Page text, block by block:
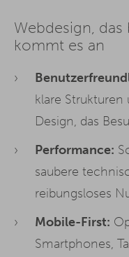
Webdesign,
kommt es an
klare Strukturen
Design, das
Performance:
saubere
reibungsloses
Mobile-First:
Smartphones,